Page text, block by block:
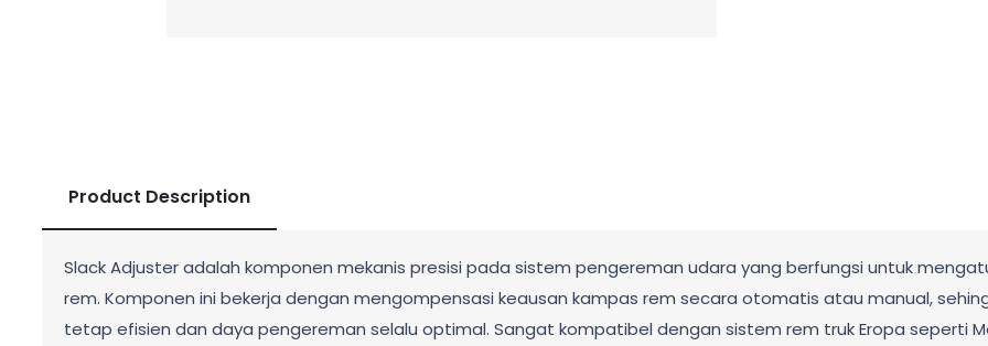
Product Description
Slack Adjuster adalah komponen mekanis presisi pada sistem pengereman udara yang berfungsi untuk
rem. Komponen ini bekerja dengan mengompensasi keausan kampas rem secara otomatis atau manual,
tetap efisien dan daya pengereman selalu optimal. Sangat kompatibel dengan sistem rem truk Eropa seperti